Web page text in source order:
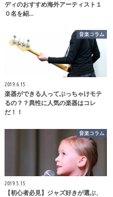
ディのおすすめ海外アーティスト１
０名を紹…
音楽コラム
2019.6.15
楽器ができる人ってぶっちゃけモテ
るの？？異性に人気の楽器はコレ
だ！！
音楽コラム
2019.5.15
【初心者必見】ジャズ好きが選ぶ、